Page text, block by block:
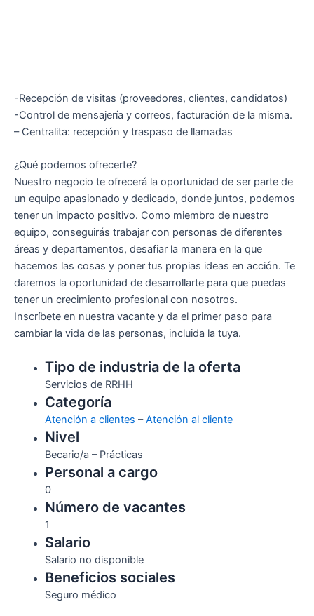
-Recepción de visitas (proveedores, clientes, candidatos)
-Control de mensajería y correos, facturación de la misma.
– Centralita: recepción y traspaso de llamadas
¿Qué podemos ofrecerte?
Nuestro negocio te ofrecerá la oportunidad de ser parte de
un equipo apasionado y dedicado, donde juntos, podemos
tener un impacto positivo. Como miembro de nuestro
equipo, conseguirás trabajar con personas de diferentes
áreas y departamentos, desafiar la manera en la que
hacemos las cosas y poner tus propias ideas en acción. Te
daremos la oportunidad de desarrollarte para que puedas
tener un crecimiento profesional con nosotros.
Inscríbete en nuestra vacante y da el primer paso para
cambiar la vida de las personas, incluida la tuya.
Tipo de industria de la oferta
Servicios de RRHH
Categoría
Atención a clientes –Atención al cliente
Nivel
Becario/a – Prácticas
Personal a cargo
0
Número de vacantes
1
Salario
Salario no disponible
Beneficios sociales
Seguro médico